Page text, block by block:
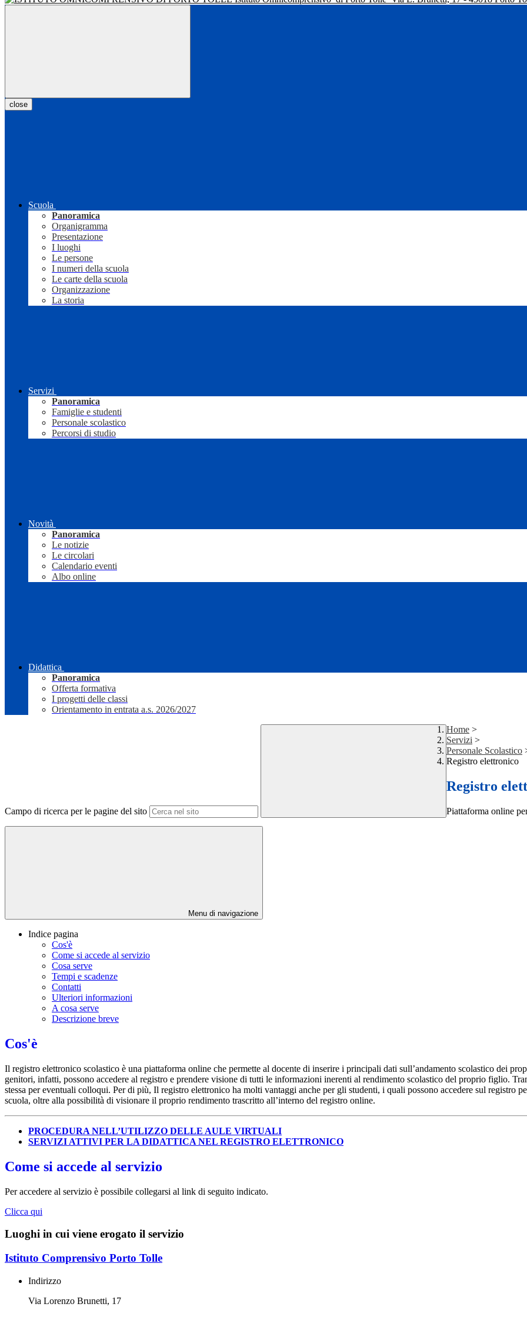
close
Scuola
Panoramica
Organigramma
Presentazione
I luoghi
Le persone
I numeri della scuola
Le carte della scuola
Organizzazione
La storia
Servizi
Panoramica
Famiglie e studenti
Personale scolastico
Percorsi di studio
Novità
Panoramica
Le notizie
Le circolari
Calendario eventi
Albo online
Didattica
Panoramica
Offerta formativa
I progetti delle classi
Orientamento in entrata a.s. 2026/2027
Campo di ricerca per le pagine del sito
Home >
Servizi >
Personale Scolastico
Registro elettronico
Registro
Piattaforma online
Menu di navigazione
Indice pagina
Cos'è
Come si accede al servizio
Cosa serve
Tempi e scadenze
Contatti
Ulteriori informazioni
A cosa serve
Descrizione breve
Cos'è
Il registro elettronico scolastico è una piattaforma online che permette al docente di inserire i principali dati sull’andamento scolastico dei
genitori, infatti, possono accedere al registro e prendere visione di tutti le informazioni inerenti al rendimento scolastico del proprio figlio.
stessa per eventuali colloqui. Per di più, Il registro elettronico ha molti vantaggi anche per gli studenti, i quali possono accedere sul registro
scuola, oltre alla possibilità di visionare il proprio rendimento trascritto all’interno del registro online.
PROCEDURA NELL’UTILIZZO DELLE AULE VIRTUALI
SERVIZI ATTIVI PER LA DIDATTICA NEL REGISTRO ELETTRONICO
Come si accede al servizio
Per accedere al servizio è possibile collegarsi al link di seguito indicato.
Clicca qui
Luoghi in cui viene erogato il servizio
Istituto Comprensivo Porto Tolle
Indirizzo
Via Lorenzo Brunetti, 17